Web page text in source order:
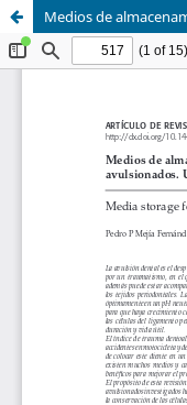
Medios de